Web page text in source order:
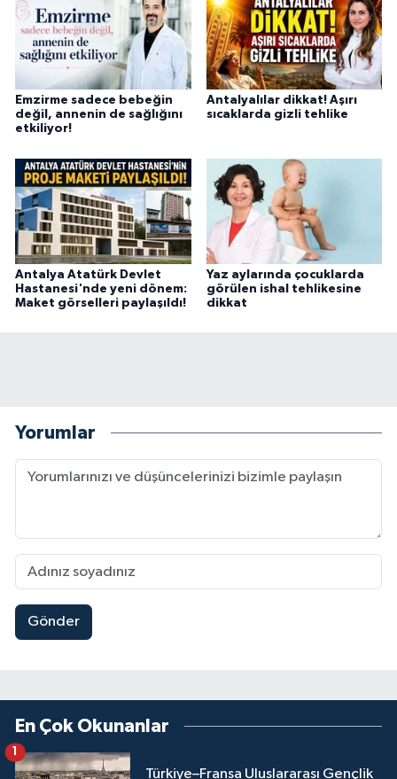
Emzirme sadece bebeğin
değil, annenin de sağlığını
etkiliyor!
Antalyalılar dikkat! Aşırı
sıcaklarda gizli tehlike
Antalya Atatürk Devlet
Hastanesi'nde yeni dönem:
Maket görselleri paylaşıldı!
Yaz aylarında çocuklarda
görülen ishal tehlikesine
dikkat
Yorumlar
Gönder
En Çok Okunanlar
Türkiye–Fransa Uluslararası Gençlik
1